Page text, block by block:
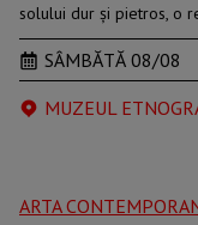
solului dur și pietros, o
SÂMBĂTĂ 08/08
MUZEUL
ARTA